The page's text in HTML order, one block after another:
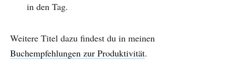
in den Tag.
Weitere Titel dazu findest du in meinen
Buchempfehlungen zur Produktivität.